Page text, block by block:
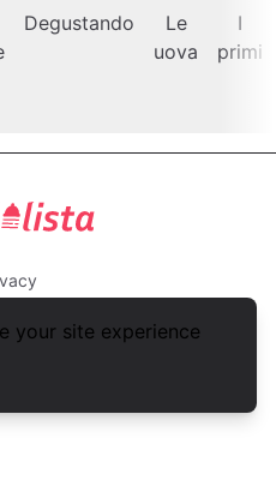
your site experience
Degustando
Le
uova
I
primi
conditions
of VLK Studio